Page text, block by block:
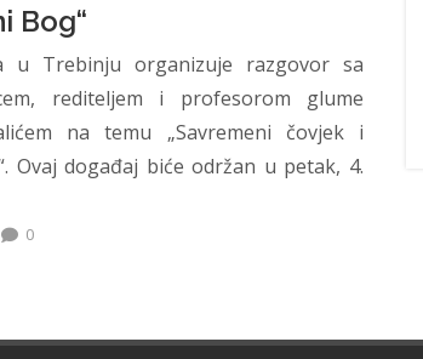
Bog“
u Trebinju organizuje razgovor sa
rediteljem i profesorom glume
na temu „Savremeni čovjek i
Ovaj događaj biće održan u petak, 4.
0